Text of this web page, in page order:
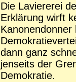
Die Laviererei
Erklärung wirft
dann ganz
jenseits der
Demokratie.